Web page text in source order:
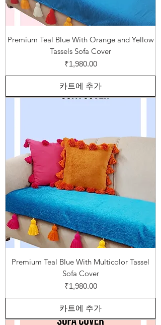
Premium Teal Blue With Orange and Yellow
Tassels Sofa Cover
가격
₹1,980.00
카트에 추가
Premium Teal Blue With Multicolor Tassel
Sofa Cover
가격
₹1,980.00
카트에 추가